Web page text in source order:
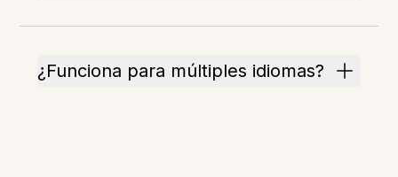
¿Funciona para múltiples idiomas?